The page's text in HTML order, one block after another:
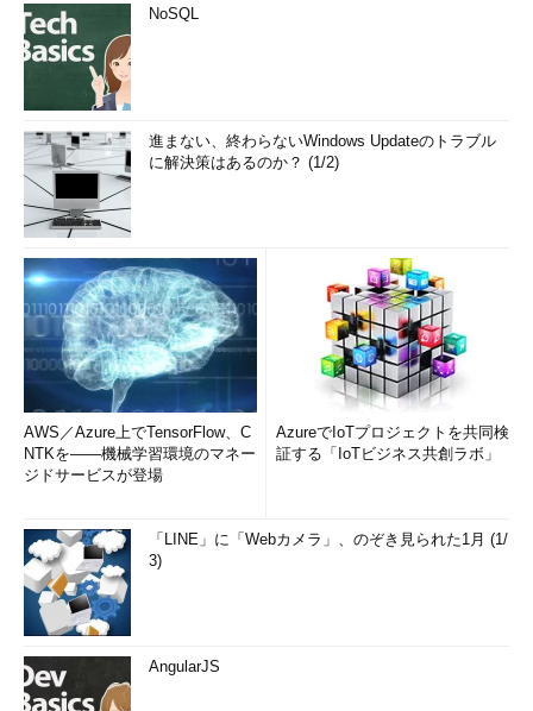
NoSQL
進まない、終わらないWindows Updateのトラブル
に解決策はあるのか？ (1/2)
AWS／Azure上でTensorFlow、C
NTKを――機械学習環境のマネー
ジドサービスが登場
AzureでIoTプロジェクトを共同検
証する「IoTビジネス共創ラボ」
「LINE」に「Webカメラ」、のぞき見られた1月 (1/
3)
AngularJS